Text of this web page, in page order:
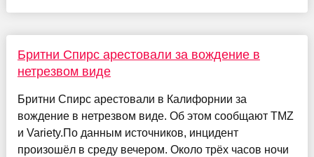
Бритни Спирс арестовали за вождение в
нетрезвом виде
Бритни Спирс арестовали в Калифорнии за
вождение в нетрезвом виде. Об этом сообщают TMZ
и Variety.По данным источников, инцидент
произошёл в среду вечером. Около трёх часов ночи